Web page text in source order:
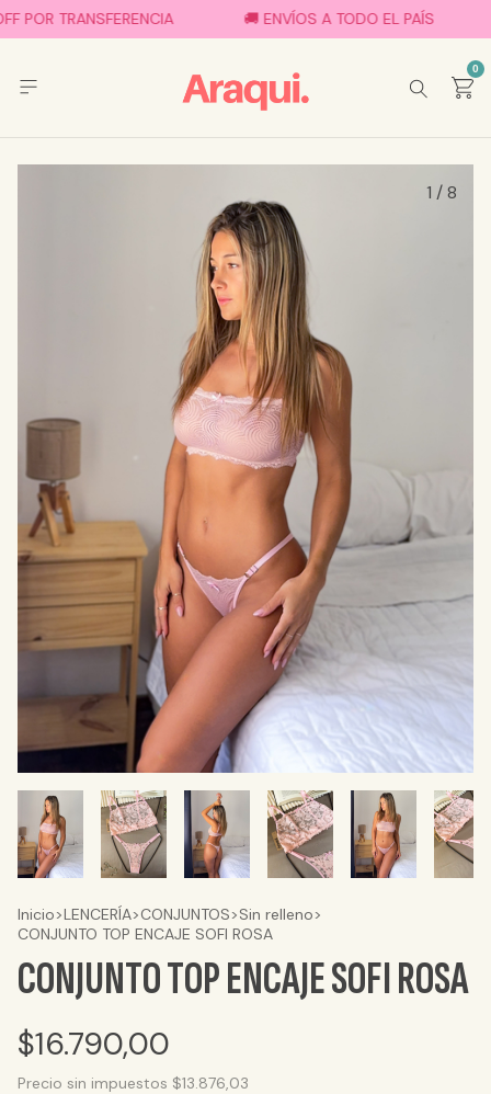
POR TRANSFERENCIA 🚚 ENVÍOS A TODO EL PAÍS
0
1 /8
Inicio>LENCERÍA>CONJUNTOS>Sin relleno>
CONJUNTO TOP ENCAJE SOFI ROSA
CONJUNTO TOP ENCAJE SOFI ROSA
$16.790,00
Precio sin impuestos $13.876,03